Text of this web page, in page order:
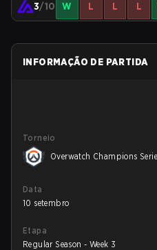
3/10 W L L L
INFORMAÇÃO DE PARTIDA
Torneio
Overwatch Champions
Data
10 setembro
Etapa
Regular Season - Week 3